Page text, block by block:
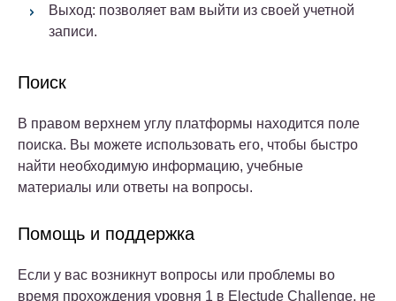
Выход: позволяет вам выйти из своей учетной
записи.
Поиск
В правом верхнем углу платформы находится поле
поиска. Вы можете использовать его, чтобы быстро
найти необходимую информацию, учебные
материалы или ответы на вопросы.
Помощь и поддержка
Если у вас возникнут вопросы или проблемы во
время прохождения уровня 1 в Electude Challenge, не